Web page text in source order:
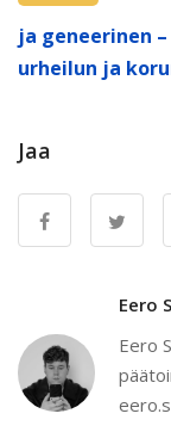
ja geneerinen
urheilun ja
Jaa
Eero
Eero